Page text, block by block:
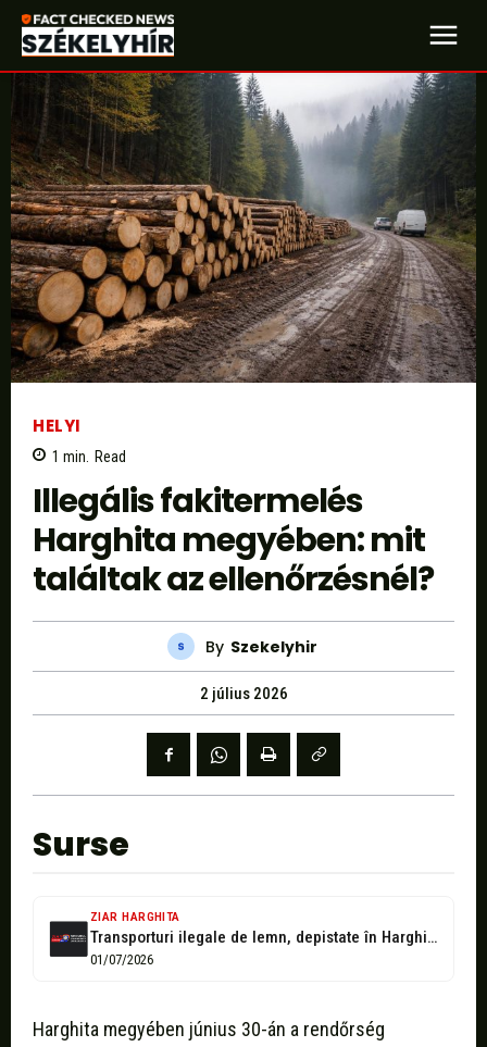
HELYI
1 min. Read
Illegális fakitermelés
Harghita megyében: mit
találtak az ellenőrzésnél?
By Szekelyhir
2 július 2026
Surse
ZIAR HARGHITA
Transporturi ilegale de lemn, depistate în Harghita: amenzi de 20.000 de lei...
01/07/2026
Harghita megyében június 30-án a rendőrség